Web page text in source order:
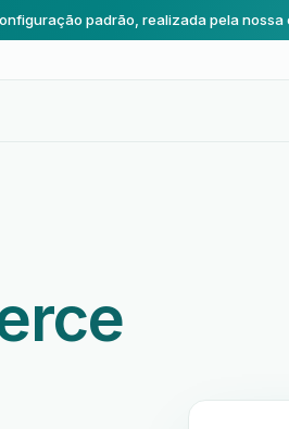
padrão, realizada pela nossa